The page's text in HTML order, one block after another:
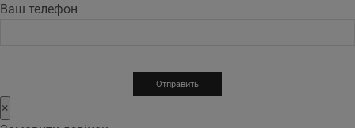
Ваш телефон
×